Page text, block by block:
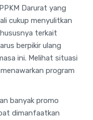
Darurat yang
cukup menyulitkan
terkait
berpikir ulang
ini. Melihat situasi
program
banyak promo
dimanfaatkan